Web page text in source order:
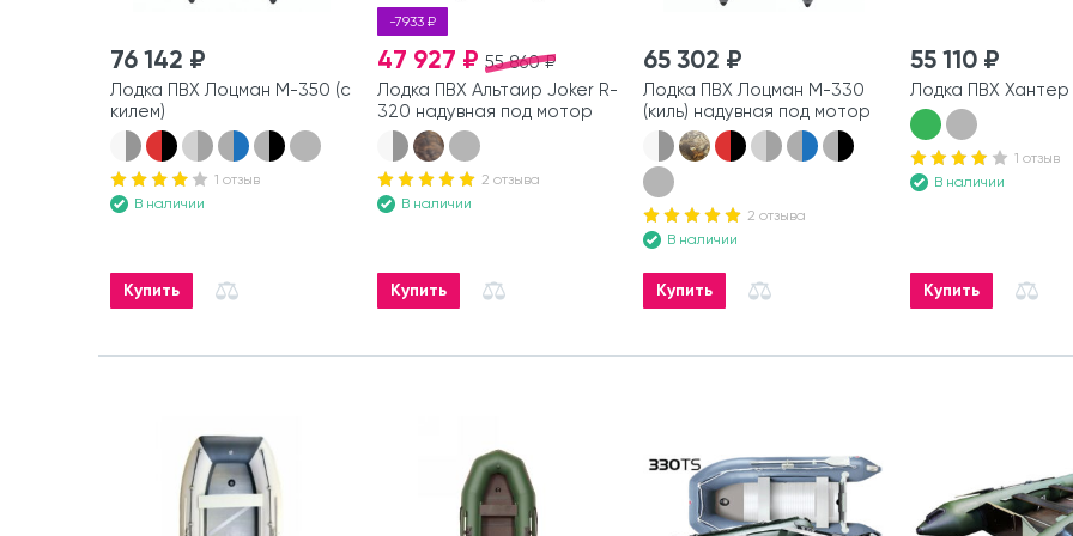
76 142 ₽
Лодка ПВХ Лоцман М-350 (с
килем)
1 отзыв
В наличии
Купить
-7933 ₽
55 860 ₽
47 927 ₽
Лодка ПВХ Альтаир Joker R-
320 надувная под мотор
2 отзыва
В наличии
Купить
65 302 ₽
Лодка ПВХ Лоцман М-330
(киль) надувная под мотор
2 отзыва
В наличии
Купить
55 110 ₽
Лодка ПВХ
1 отзыв
В наличии
Купить